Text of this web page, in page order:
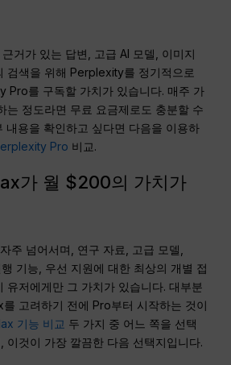
거가 있는 답변, 고급 AI 모델, 이미지
검색을 위해 Perplexity를 정기적으로
Pro를 구독할 가치가 있습니다. 매주 가
는 정도라면 무료 요금제로도 충분할 수
내용을 확인하고 싶다면 다음을 이용하
Pro 비교.
가 월 $200의 가치가
주 넘어서며, 연구 자료, 고급 모델,
기능, 우선 지원에 대한 최상의 개별 접
유저에게만 그 가치가 있습니다. 대부분
고려하기 전에 Pro부터 시작하는 것이
기능 비교 두 가지 중 어느 쪽을 선택
이것이 가장 깔끔한 다음 선택지입니다.